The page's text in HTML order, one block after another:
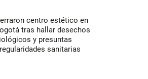
centro estético en
tras hallar desechos
y presuntas
sanitarias